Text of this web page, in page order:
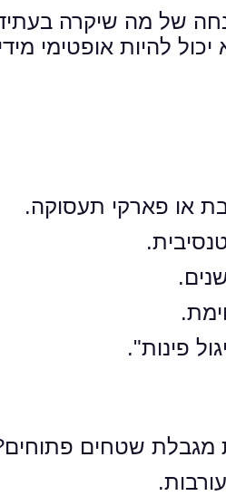
להיות אופטימי
או פארקי תעסוקה.
פינות".
מגבלת שטחים